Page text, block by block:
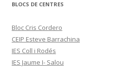
BLOCS DE CENTRES
Bloc Cris Cordero
CEIP Esteve Barrachina
IES Coll i Rodés
IES Jaume I- Salou